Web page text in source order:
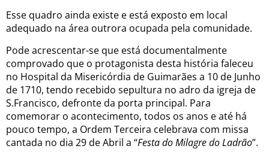
Esse quadro ainda existe e está exposto em local
adequado na área outrora ocupada pela comunidade.
Pode acrescentar-se que está documentalmente
comprovado que o protagonista desta história faleceu
no Hospital da Misericórdia de Guimarães a 10 de Junho
de 1710, tendo recebido sepultura no adro da igreja de
S.Francisco, defronte da porta principal. Para
comemorar o acontecimento, todos os anos e até há
pouco tempo, a Ordem Terceira celebrava com missa
cantada no dia 29 de Abril a “Festa do Milagre do Ladrão”.